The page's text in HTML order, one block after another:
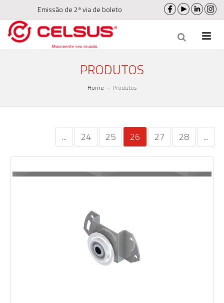
Emissão de 2ª via de boleto
PRODUTOS
Home Produtos
... 24 25 26 27 28 ...